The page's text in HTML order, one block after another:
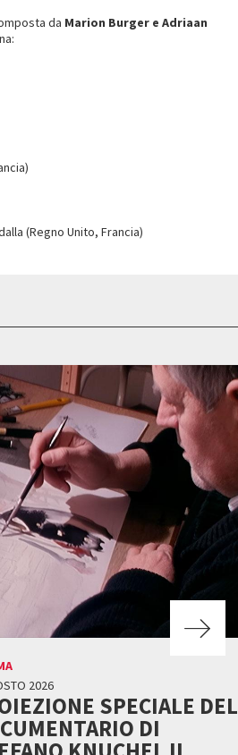
da Marion Burger e Adriaan
(Regno Unito, Francia)
2026
SPECIALE DEL
DI